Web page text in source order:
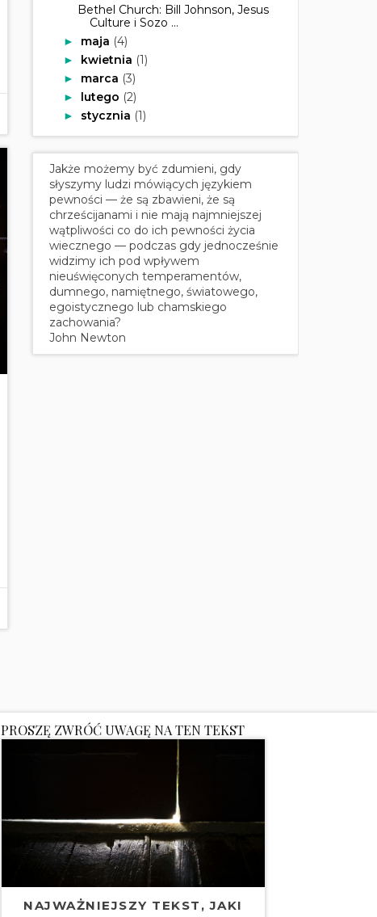
Bethel Church: Bill Johnson, Jesus
Culture i Sozo ...
► maja (4)
► kwietnia (1)
► marca (3)
► lutego (2)
► stycznia (1)
Jakże możemy być zdumieni, gdy
słyszymy ludzi mówiących językiem
pewności — że są zbawieni, że są
chrześcijanami i nie mają najmniejszej
wątpliwości co do ich pewności życia
wiecznego — podczas gdy jednocześnie
widzimy ich pod wpływem
nieuświęconych temperamentów,
dumnego, namiętnego, światowego,
egoistycznego lub chamskiego
zachowania?
John Newton
PROSZĘ ZWRÓĆ UWAGĘ NA TEN TEKST
NAJWAŻNIEJSZY TEKST, JAKI